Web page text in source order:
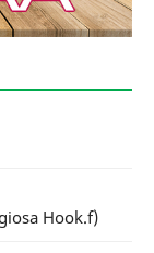
Hook.f)